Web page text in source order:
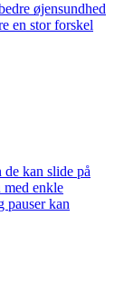
øjensundhed
en stor forskel
kan slide på
enkle
pauser kan